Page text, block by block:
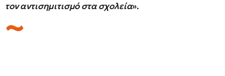
τον αντισημιτισμό στα σχολεία».